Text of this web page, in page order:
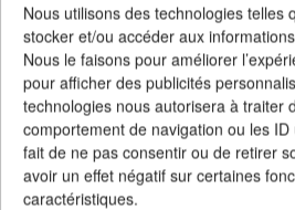
Nous utilisons des technologies telles
stocker et/ou accéder aux
Nous le faisons pour améliorer
pour afficher des publicités
technologies nous autorisera à traiter
comportement de navigation ou les
fait de ne pas consentir ou de retirer
avoir un effet négatif sur certaines
caractéristiques.